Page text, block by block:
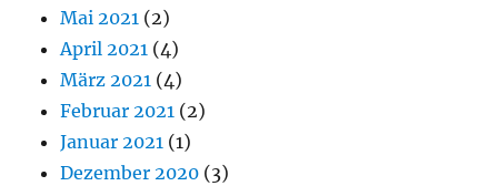
Mai 2021 (2)
April 2021 (4)
März 2021 (4)
Februar 2021 (2)
Januar 2021 (1)
Dezember 2020 (3)